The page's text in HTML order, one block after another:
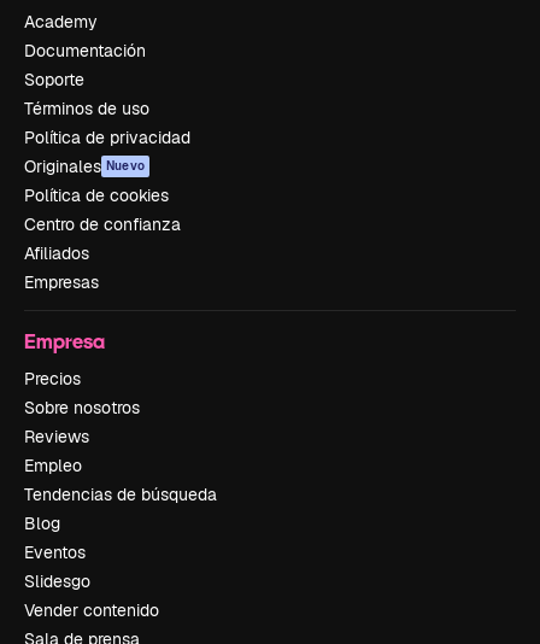
Academy
Documentación
Soporte
Términos de uso
Política de privacidad
Originales Nuevo
Política de cookies
Centro de confianza
Afiliados
Empresas
Empresa
Precios
Sobre nosotros
Reviews
Empleo
Tendencias de búsqueda
Blog
Eventos
Slidesgo
Vender contenido
Sala de prensa